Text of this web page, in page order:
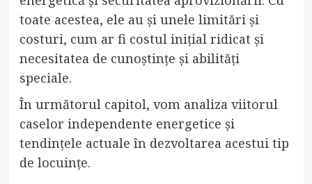
toate acestea, ele au și unele limitări și
costuri, cum ar fi costul inițial ridicat și
necesitatea de cunoștințe și abilități
speciale.
În următorul capitol, vom analiza viitorul
caselor independente energetice și
tendințele actuale în dezvoltarea acestui tip
de locuințe.